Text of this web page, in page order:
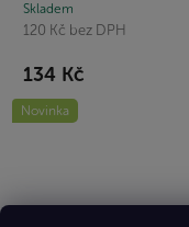
Skladem
120 Kč bez DPH
134 Kč
Novinka